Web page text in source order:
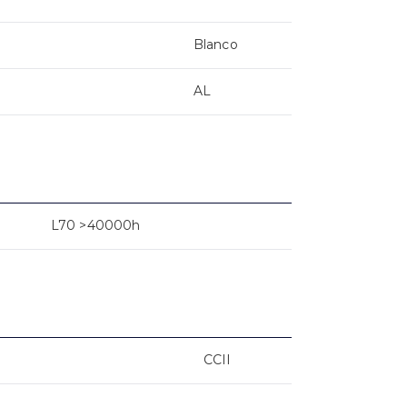
Blanco
AL
L70 >40000h
CCII